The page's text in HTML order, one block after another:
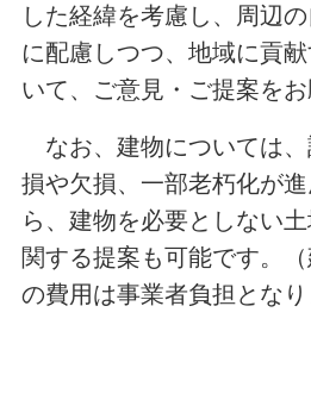
した経緯を考慮し、周辺
に配慮しつつ、地域に貢
いて、ご意見・ご提案をお
なお、建物については
損や欠損、一部老朽化が
ら、建物を必要としない
関する提案も可能です。
の費用は事業者負担となり